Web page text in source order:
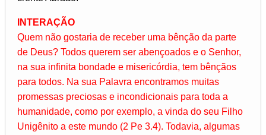
INTERAÇÃO
Quem não gostaria de receber uma bênção da parte
de Deus? Todos querem ser abençoados e o Senhor,
na sua infinita bondade e misericórdia, tem bênçãos
para todos. Na sua Palavra encontramos muitas
promessas preciosas e incondicionais para toda a
humanidade, como por exemplo, a vinda do seu Filho
Unigênito a este mundo (2 Pe 3.4). Todavia, algumas